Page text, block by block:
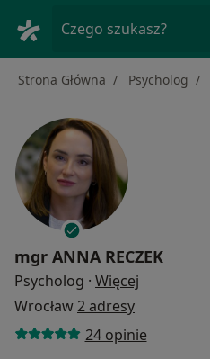
Czego szukasz?
Strona Główna Psycholog
mgr ANNA RECZEK
Psycholog · Więcej
Wrocław2 adresy
24 opinie